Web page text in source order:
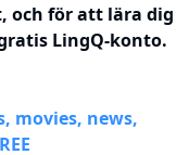
och för att lära dig
LingQ-konto.